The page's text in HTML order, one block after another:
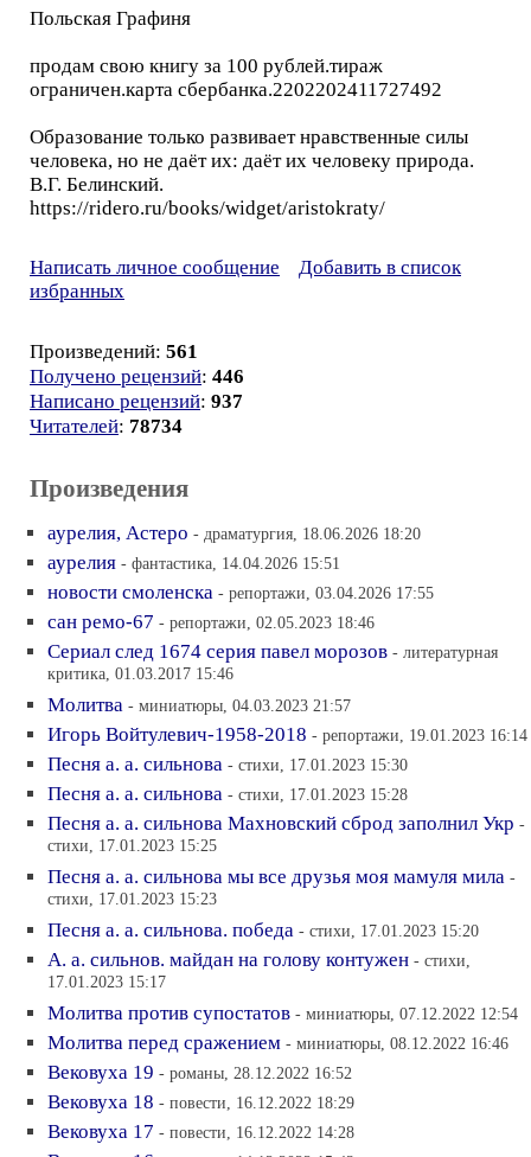
Польская Графиня
продам свою книгу за 100 рублей.тираж
ограничен.карта сбербанка.2202202411727492
Образование только развивает нравственные силы
человека, но не даёт их: даёт их человеку природа.
В.Г. Белинский.
https://ridero.ru/books/widget/aristokraty/
Написать личное сообщение
Добавить в список
избранных
Произведений: 561
Получено рецензий: 446
Написано рецензий: 937
Читателей: 78734
Произведения
аурелия, Астеро - драматургия, 18.06.2026 18:20
аурелия - фантастика, 14.04.2026 15:51
новости смоленска - репортажи, 03.04.2026 17:55
сан ремо-67 - репортажи, 02.05.2023 18:46
Сериал след 1674 серия павел морозов - литературная
критика, 01.03.2017 15:46
Молитва - миниатюры, 04.03.2023 21:57
Игорь Войтулевич-1958-2018 - репортажи, 19.01.2023 16:14
Песня а. а. сильнова - стихи, 17.01.2023 15:30
Песня а. а. сильнова - стихи, 17.01.2023 15:28
Песня а. а. сильнова Махновский сброд заполнил Укр -
стихи, 17.01.2023 15:25
Песня а. а. сильнова мы все друзья моя мамуля мила -
стихи, 17.01.2023 15:23
Песня а. а. сильнова. победа - стихи, 17.01.2023 15:20
А. а. сильнов. майдан на голову контужен - стихи,
17.01.2023 15:17
Молитва против супостатов - миниатюры, 07.12.2022 12:54
Молитва перед сражением - миниатюры, 08.12.2022 16:46
Вековуха 19 - романы, 28.12.2022 16:52
Вековуха 18 - повести, 16.12.2022 18:29
Вековуха 17 - повести, 16.12.2022 14:28